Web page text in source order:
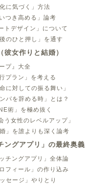
に気づく」方法
つき高める」論考
トデザイン」について
のひと押し」を通す
女作りと結婚）
プ』大全
プラン」を考える
に対しての振る舞い」
パを辞める時」とは？
術」を極め抜く
う女性のレベルアップ」
」を誰よりも深く論考
ングアプリ」の最終奥義
チングアプリ」全体論
フィール」の作り込み
セージ」やりとり